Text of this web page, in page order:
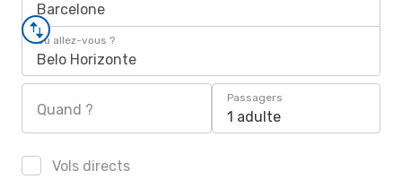
Barcelone
Où allez-vous ?
Belo Horizonte
Quand ?
Passagers
1 adulte
Vols directs